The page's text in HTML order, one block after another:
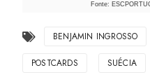
Fonte:
BENJAMIN INGROSSO
POSTCARDS SUÉCIA